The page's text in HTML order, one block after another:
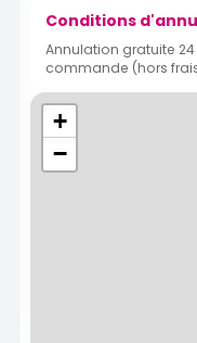
Conditions
Annulation gratuite
commande (hors
+
−